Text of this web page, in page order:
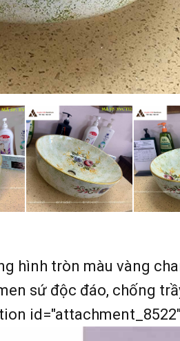
hình tròn màu vàng
sứ độc đáo, chống